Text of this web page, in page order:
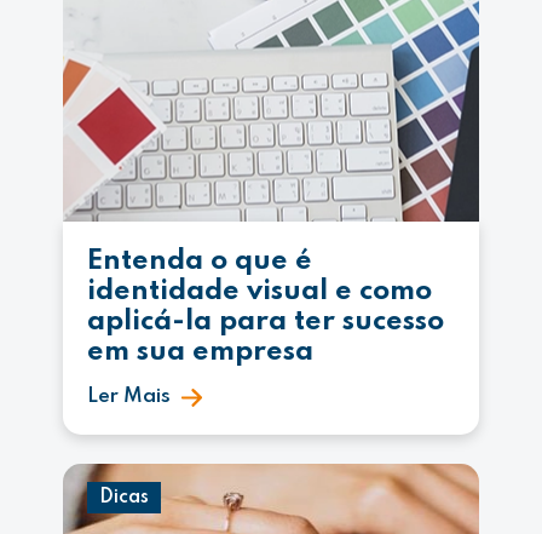
Entenda o que é
identidade visual e como
aplicá-la para ter sucesso
em sua empresa
Ler Mais
Dicas